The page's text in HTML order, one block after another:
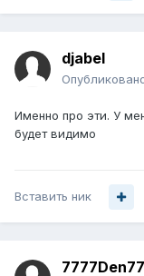
djabel
Именно про эти. У
будет видимо
Вставить ник